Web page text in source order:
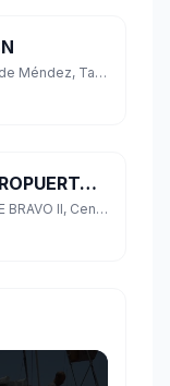
CTRA MACUSPANA SN, LA CRUZ, Jalpa de Méndez, Tabasco
ATM en AV. LIBRAMIENTO AEROPUERTO 0
AV. LIBRAMIENTO AEROPUERTO 0, LOTE BRAVO II, Centro, Tabasco